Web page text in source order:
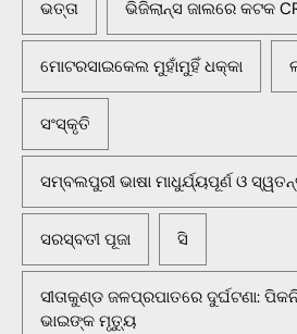
ଭତ୍ତା ଭିଜିଲାନ୍ସ ଜାଲରେ କଟକ
ମୋଟରସାଇକେଲ ମୁହାଁମୁହିଁ ଧକ୍କା
ସଂସ୍କୃତି
ସମ୍ବଲପୁରୀ ଭାଷା ମାଧୁର୍ଯ୍ୟପୂର୍ଣ ଓ
ସରସ୍ବତୀ ପୂଜା ସି
ସୀତାକୁଣ୍ଡ ଜଳପ୍ରପାତରେ ଦୁର୍ଘଟଣା:
ଭାଇଙ୍କ ମୃତ୍ୟୁ